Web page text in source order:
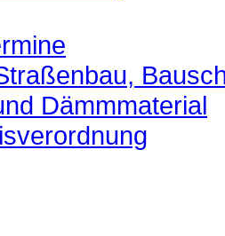
Dämmmaterial